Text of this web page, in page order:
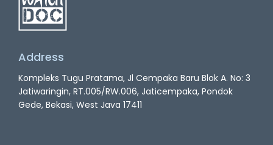
Address
Kompleks Tugu Pratama, Jl Cempaka Baru Blok A. No: 3
Jatiwaringin, RT.005/RW.006, Jaticempaka, Pondok
Gede, Bekasi, West Java 17411